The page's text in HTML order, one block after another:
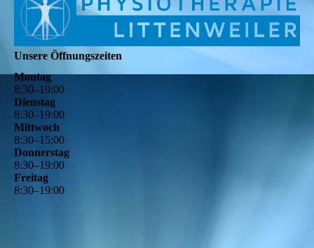
Unsere Öffnungszeiten
Montag
8:30–19:00
Dienstag
8:30–19:00
Mittwoch
8:30–15:00
Donnerstag
8:30–19:00
Freitag
8:30–19:00